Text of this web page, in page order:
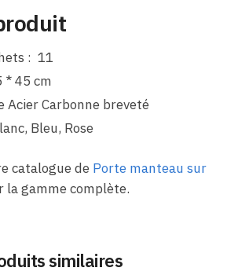
: 11
* 45 cm
Acier Carbonne breveté
Bleu, Rose
catalogue de Porte manteau sur
la gamme complète.
similaires